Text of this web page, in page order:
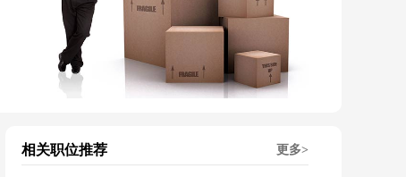
相关职位推荐 更多>